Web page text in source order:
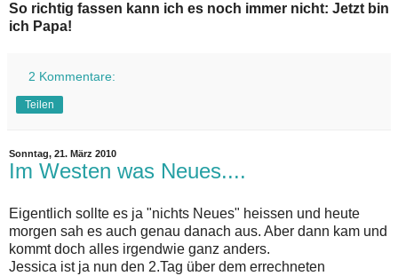
So richtig fassen kann ich es noch immer nicht: Jetzt bin
ich Papa!
2 Kommentare:
Teilen
Sonntag, 21. März 2010
Im Westen was Neues....
Eigentlich sollte es ja "nichts Neues" heissen und heute
morgen sah es auch genau danach aus. Aber dann kam und
kommt doch alles irgendwie ganz anders.
Jessica ist ja nun den 2.Tag über dem errechneten